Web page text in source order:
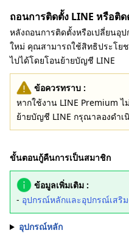
ถอนการติดตั้ง LINE หรือติ
หลังถอนการติดตั้งหรือเปลี่ยนอุ
ใหม่ คุณสามารถใช้สิทธิประโย
ไปได้โดยโอนย้ายบัญชี LINE
ข้อควรทราบ :
หากใช้งาน LINE Premium
ย้ายบัญชี LINE กรุณาลองดำ
ขั้นตอนกู้คืนการเป็นสมาชิก
ข้อมูลเพิ่มเติม :
- อุปกรณ์หลักและอุปกรณ์เสริม
อุปกรณ์หลัก